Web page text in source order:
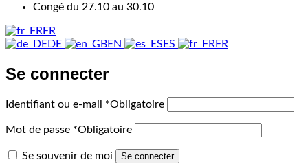
Congé du 27.10 au 30.10
FR
DE
EN ES FR
Se connecter
Identifiant ou e-mail *Obligatoire
Mot de passe *Obligatoire
Se souvenir de moi Se connecter